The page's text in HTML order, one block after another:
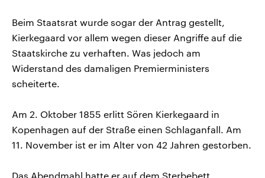
Beim Staatsrat wurde sogar der Antrag gestellt,
Kierkegaard vor allem wegen dieser Angriffe auf die
Staatskirche zu verhaften. Was jedoch am
Widerstand des damaligen Premierministers
scheiterte.
Am 2. Oktober 1855 erlitt Sören Kierkegaard in
Kopenhagen auf der Straße einen Schlaganfall. Am
11. November ist er im Alter von 42 Jahren gestorben.
Das Abendmahl hatte er auf dem Sterbebett